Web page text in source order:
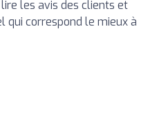
les avis des clients et
qui correspond le mieux à